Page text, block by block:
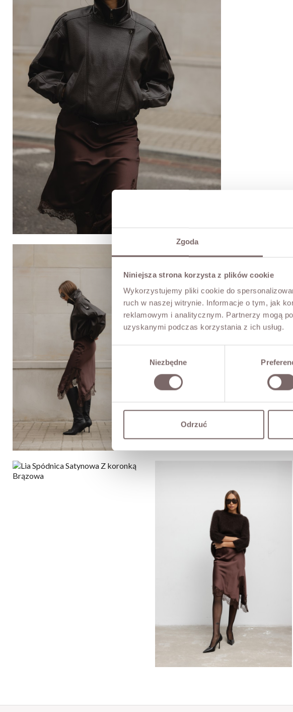
Zgoda
Niniejsza strona korzysta z plików cookie
Wykorzystujemy pliki cookie do
ruch w naszej witrynie. Informacje o tym, jak
reklamowym i analitycznym. Partnerzy mogą
uzyskanymi podczas korzystania z ich usług.
Niezbędne
Odrzuć